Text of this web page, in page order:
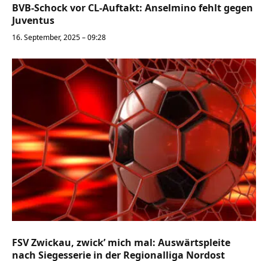
BVB-Schock vor CL-Auftakt: Anselmino fehlt gegen
Juventus
16. September, 2025 – 09:28
FSV Zwickau, zwick’ mich mal: Auswärtspleite
nach Siegesserie in der Regionalliga Nordost